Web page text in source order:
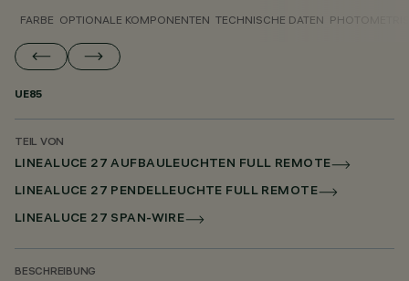
FARBE OPTIONALE KOMPONENTEN TECHNISCHE DATEN
UE85
TEIL VON
LINEALUCE 27 AUFBAULEUCHTEN FULL REMOTE
LINEALUCE 27 PENDELLEUCHTE FULL REMOTE
LINEALUCE 27 SPAN-WIRE
BESCHREIBUNG